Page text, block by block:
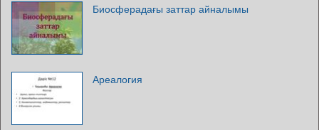
Биосферадағы заттар айналымы
Ареалогия